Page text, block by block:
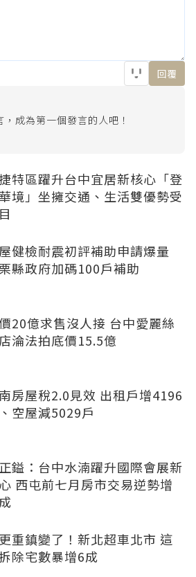
回覆
，成為第一個發言的人吧！
特區躍升台中宜居新核心「登
境」坐擁交通、生活雙優勢受
健檢耐震初評補助申請爆量
縣政府加碼100戶補助
20億求售沒人接 台中愛麗絲
淪法拍底價15.5億
房屋稅2.0見效 出租戶增4196
空屋減5029戶
鎰：台中水湳躍升國際會展新
西屯前七月房市交易逆勢增
重鎮變了！新北超車北市 這
除宅數暴增6成